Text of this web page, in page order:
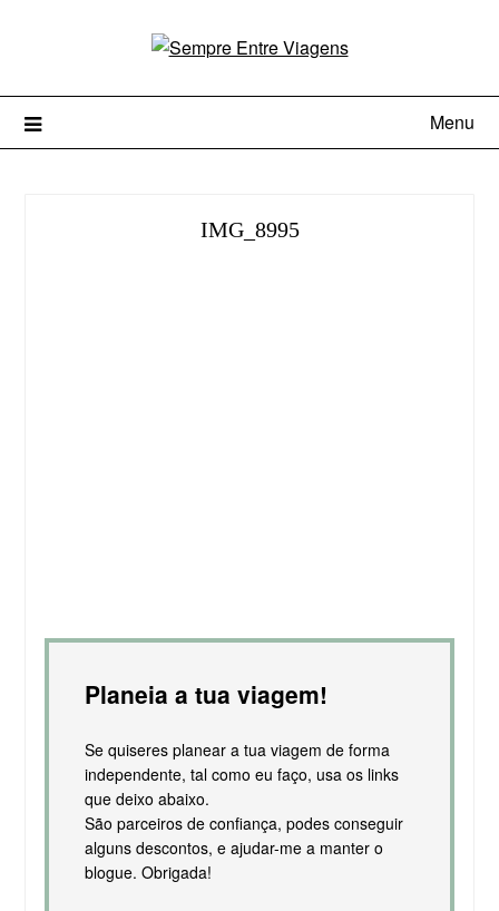
Menu
IMG_8995
Planeia a tua viagem!
Se quiseres planear a tua viagem de forma
independente, tal como eu faço, usa os links
que deixo abaixo.
São parceiros de confiança, podes conseguir
alguns descontos, e ajudar-me a manter o
blogue. Obrigada!